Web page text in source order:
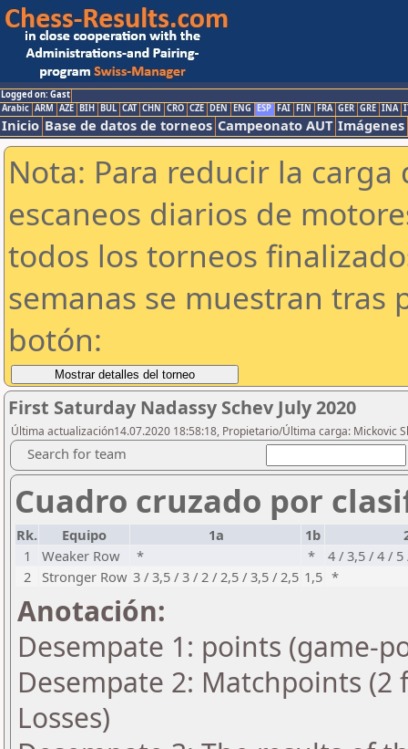
Logged on: Gast
Arabic ARM AZE BIH BUL CAT CHN CRO CZE DEN ENG ESP FAI FIN FRA GER GRE INA
Inicio Base de datos de torneos Campeonato AUT Imágenes
Nota: Para reducir la
escaneos diarios de
todos los torneos
semanas se muestran tras
botón:
First Saturday Nadassy Schev July 2020
Última actualización14.07.2020 18:58:18, Propietario/Última carga: Mickovic
Search for team
Cuadro cruzado por
Rk. Equipo 1a 1b
1
Weaker Row * *
4 / 3,5 / 4 / 5
2
Stronger Row 3 / 3,5 / 3 / 2 / 2,5 / 3,5 / 2,5 1,5 *
Anotación:
Desempate 1: points (game-
Desempate 2: Matchpoints
Losses)